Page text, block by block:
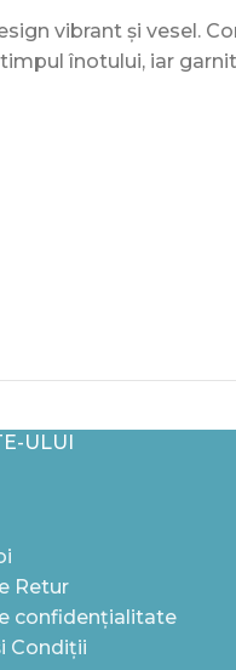
vibrant și vesel.
înotului, iar
ULUI
Retur
confidențialitate
Condiții